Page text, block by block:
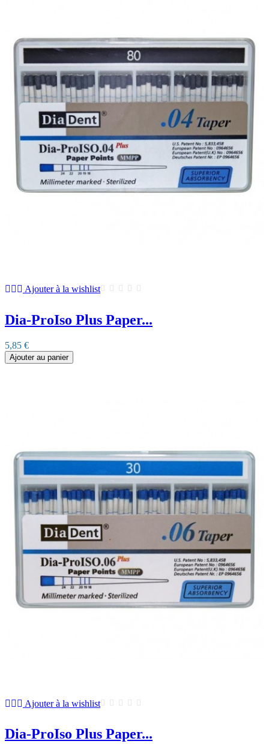
Ajouter à la wishlist
Dia-ProIso Plus Paper...
5,85 €
Ajouter au panier
Ajouter à la wishlist
Dia-ProIso Plus Paper...